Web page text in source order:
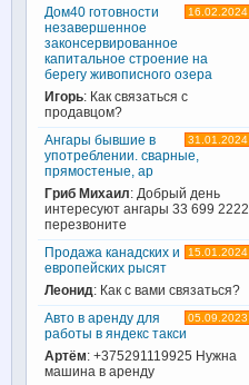
16.02.2024
Дом40 готовности
незавершенное
законсервированное
капитальное строение на
берегу живописного озера
Игорь: Как связаться с
продавцом?
31.01.2024
Ангары бывшие в
употреблении. сварные,
прямостеные, ар
Гриб Михаил: Добрый день
интересуют ангары 33 699 2222
перезвоните
15.01.2024
Продажа канадских и
европейских рысят
Леонид: Как с вами связаться?
05.09.2023
Авто в аренду для
работы в яндекс такси
Артём: +375291119925 Нужна
машина в аренду